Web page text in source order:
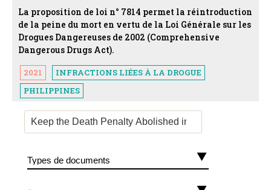
La proposition de loi n° 7814 permet la réintroduction
de la peine du mort en vertu de la Loi Générale sur les
Drogues Dangereuses de 2002 (Comprehensive
Dangerous Drugs Act).
2021
INFRACTIONS LIÉES À LA DROGUE
PHILIPPINES